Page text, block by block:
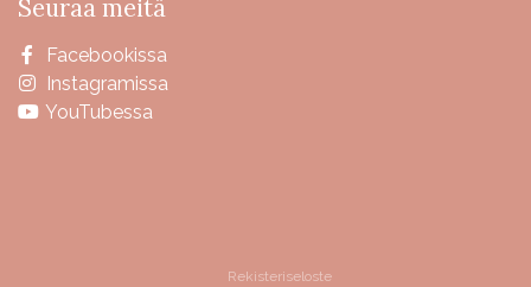
Seuraa meitä
Facebookissa
Instagramissa
YouTubessa
Rekisteriseloste